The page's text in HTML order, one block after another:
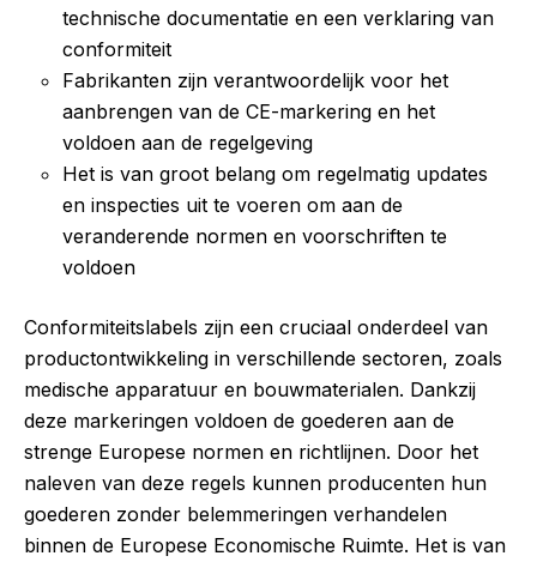
technische documentatie en een verklaring van
conformiteit
Fabrikanten zijn verantwoordelijk voor het
aanbrengen van de CE-markering en het
voldoen aan de regelgeving
Het is van groot belang om regelmatig updates
en inspecties uit te voeren om aan de
veranderende normen en voorschriften te
voldoen
Conformiteitslabels zijn een cruciaal onderdeel van
productontwikkeling in verschillende sectoren, zoals
medische apparatuur en bouwmaterialen. Dankzij
deze markeringen voldoen de goederen aan de
strenge Europese normen en richtlijnen. Door het
naleven van deze regels kunnen producenten hun
goederen zonder belemmeringen verhandelen
binnen de Europese Economische Ruimte. Het is van